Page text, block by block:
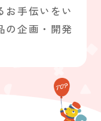
お手伝いをい
の企画・開発